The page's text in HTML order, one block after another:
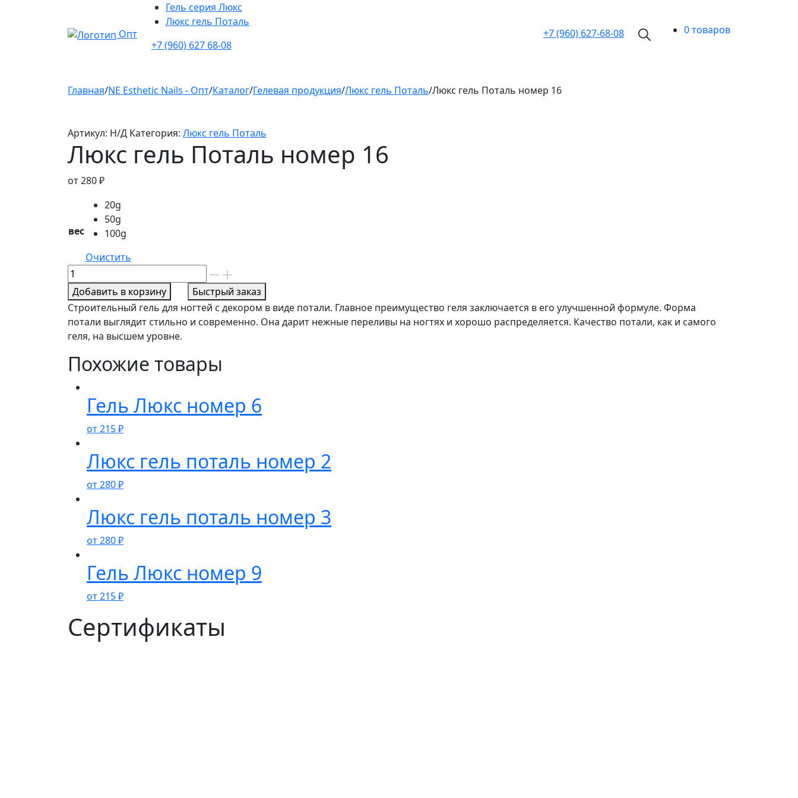
Опт
Гель серия Люкс
Люкс гель Поталь
+7 (960) 627 68-08
+7 (960) 627-68-08 0 товаров
Главная/NE Esthetic Nails - Опт/Каталог/Гелевая продукция/Люкс гель Поталь/Люкс гель Поталь номер 16
Артикул: Н/Д Категория: Люкс гель Поталь
Люкс гель Поталь номер 16
от280₽
вес
20g
50g
100g
Очистить
Количество
товара
Люкс
гель
Поталь
номер
16
Добавить в корзину
Быстрый заказ
Строительный гель для ногтей с декором в виде потали. Главное преимущество геля заключается в его улучшенной формуле. Форма
потали выглядит стильно и современно. Она дарит нежные переливы на ногтях и хорошо распределяется. Качество потали, как и самого
геля, на высшем уровне.
Похожие товары
Гель Люкс номер 6
от215₽
Люкс гель поталь номер 2
от280₽
Люкс гель поталь номер 3
от280₽
Гель Люкс номер 9
от215₽
Сертификаты